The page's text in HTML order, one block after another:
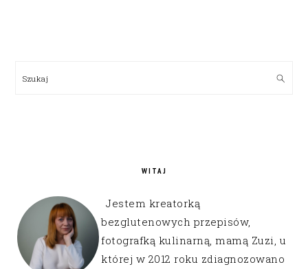
Szukaj
WITAJ
Jestem kreatorką
bezglutenowych przepisów,
fotografką kulinarną, mamą Zuzi, u
której w 2012 roku zdiagnozowano